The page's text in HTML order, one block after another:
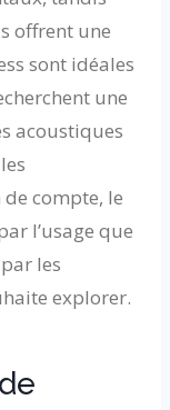
offrent une
sont idéales
une
acoustiques
compte, le
l’usage que
les
explorer.